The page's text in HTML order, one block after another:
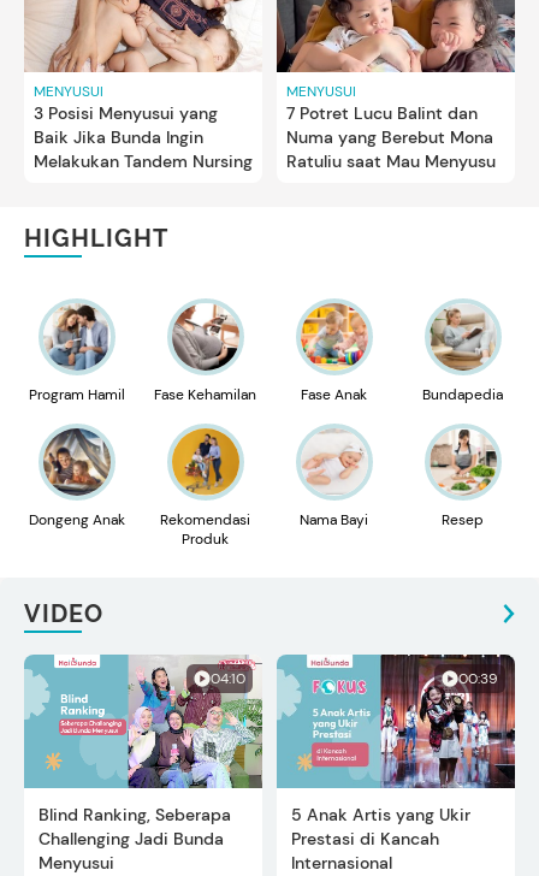
MENYUSUI
3 Posisi Menyusui yang
Baik Jika Bunda Ingin
Melakukan Tandem Nursing
MENYUSUI
7 Potret Lucu Balint dan
Numa yang Berebut Mona
Ratuliu saat Mau Menyusu
HIGHLIGHT
Program Hamil Fase Kehamilan Fase Anak Bundapedia
Dongeng Anak
Rekomendasi
Produk
Nama Bayi Resep
VIDEO
04:10
Blind Ranking, Seberapa
Challenging Jadi Bunda
Menyusui
00:39
5 Anak Artis yang Ukir
Prestasi di Kancah
Internasional